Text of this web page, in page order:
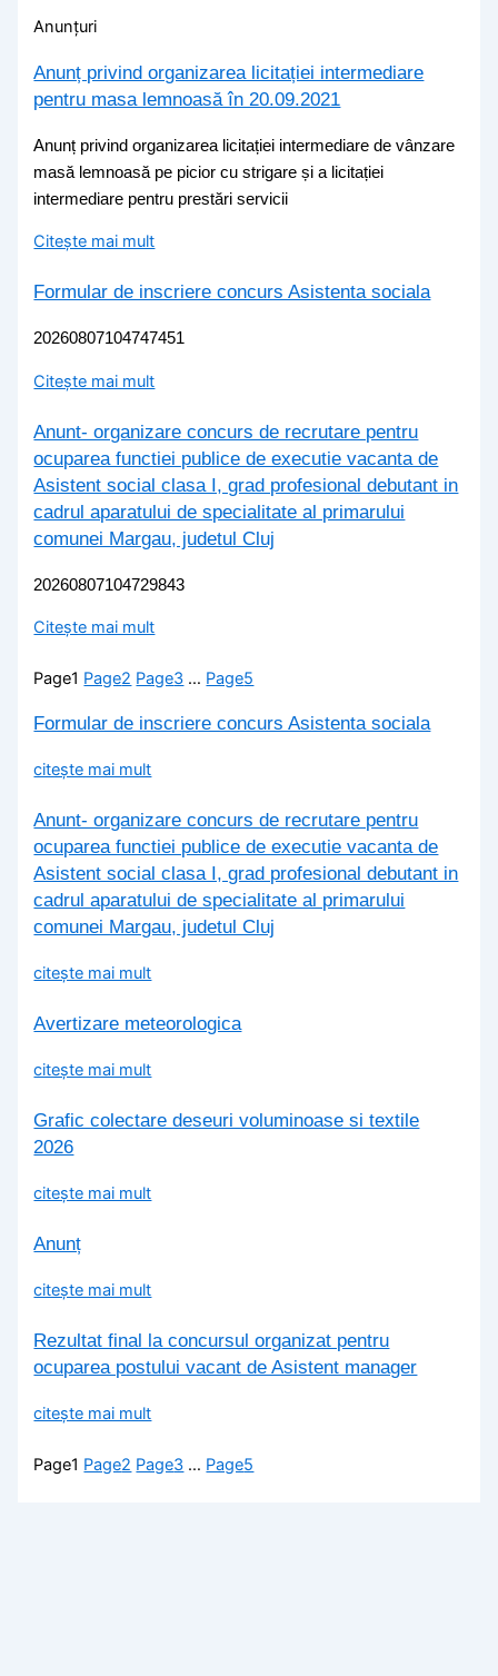
Anunțuri
Anunț privind organizarea licitației intermediare
pentru masa lemnoasă în 20.09.2021
Anunț privind organizarea licitației intermediare de vânzare
masă lemnoasă pe picior cu strigare și a licitației
intermediare pentru prestări servicii
Citește mai mult
Formular de inscriere concurs Asistenta sociala
20260807104747451
Citește mai mult
Anunt- organizare concurs de recrutare pentru
ocuparea functiei publice de executie vacanta de
Asistent social clasa I, grad profesional debutant in
cadrul aparatului de specialitate al primarului
comunei Margau, judetul Cluj
20260807104729843
Citește mai mult
Page1 Page2 Page3 … Page5
Formular de inscriere concurs Asistenta sociala
citește mai mult
Anunt- organizare concurs de recrutare pentru
ocuparea functiei publice de executie vacanta de
Asistent social clasa I, grad profesional debutant in
cadrul aparatului de specialitate al primarului
comunei Margau, judetul Cluj
citește mai mult
Avertizare meteorologica
citește mai mult
Grafic colectare deseuri voluminoase si textile
2026
citește mai mult
Anunț
citește mai mult
Rezultat final la concursul organizat pentru
ocuparea postului vacant de Asistent manager
citește mai mult
Page1 Page2 Page3 … Page5